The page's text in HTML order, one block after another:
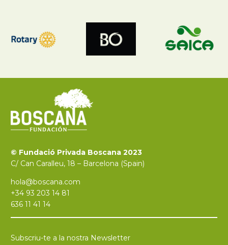
© Fundació Privada Boscana 2023
C/ Can Caralleu, 18 – Barcelona (Spain)
hola@boscana.com
+34 93 203 14 81
636 11 41 14
Subscriu-te a la nostra Newsletter